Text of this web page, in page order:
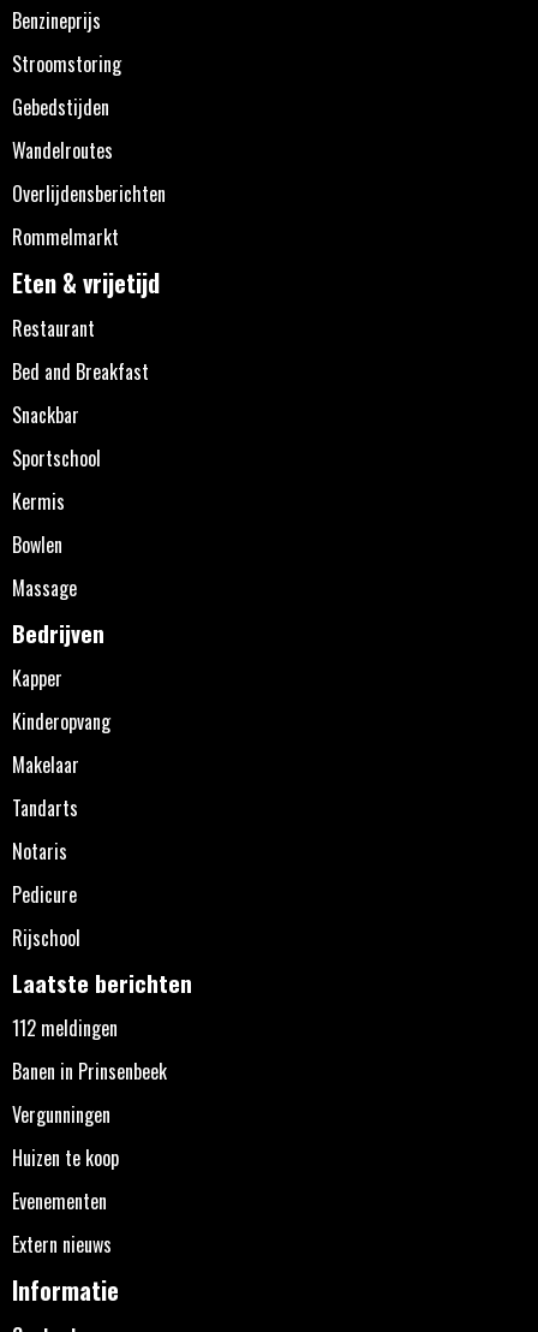
Benzineprijs
Stroomstoring
Gebedstijden
Wandelroutes
Overlijdensberichten
Rommelmarkt
Eten & vrijetijd
Restaurant
Bed and Breakfast
Snackbar
Sportschool
Kermis
Bowlen
Massage
Bedrijven
Kapper
Kinderopvang
Makelaar
Tandarts
Notaris
Pedicure
Rijschool
Laatste berichten
112 meldingen
Banen in Prinsenbeek
Vergunningen
Huizen te koop
Evenementen
Extern nieuws
Informatie